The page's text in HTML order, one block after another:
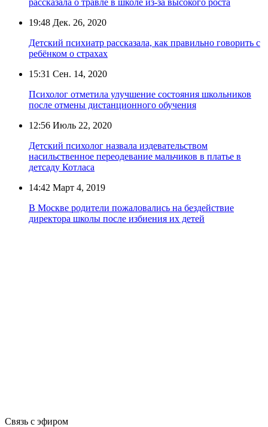
19:48 Дек. 26, 2020
Детский психиатр рассказала, как правильно говорить с
ребёнком о страхах
15:31 Сен. 14, 2020
Психолог отметила улучшение состояния школьников
после отмены дистанционного обучения
12:56 Июль 22, 2020
Детский психолог назвала издевательством
насильственное переодевание мальчиков в платье в
детсаду Котласа
14:42 Март 4, 2019
В Москве родители пожаловались на бездействие
директора школы после избиения их детей
Связь с эфиром